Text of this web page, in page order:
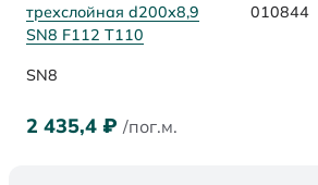
трехслойная d200х8,9
SN8 F112 Т110
010844
SN8
2 435,4 ₽ /пог.м.